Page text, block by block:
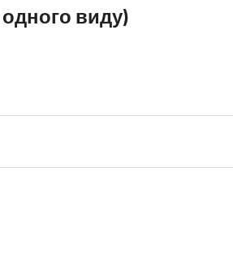
одного виду)